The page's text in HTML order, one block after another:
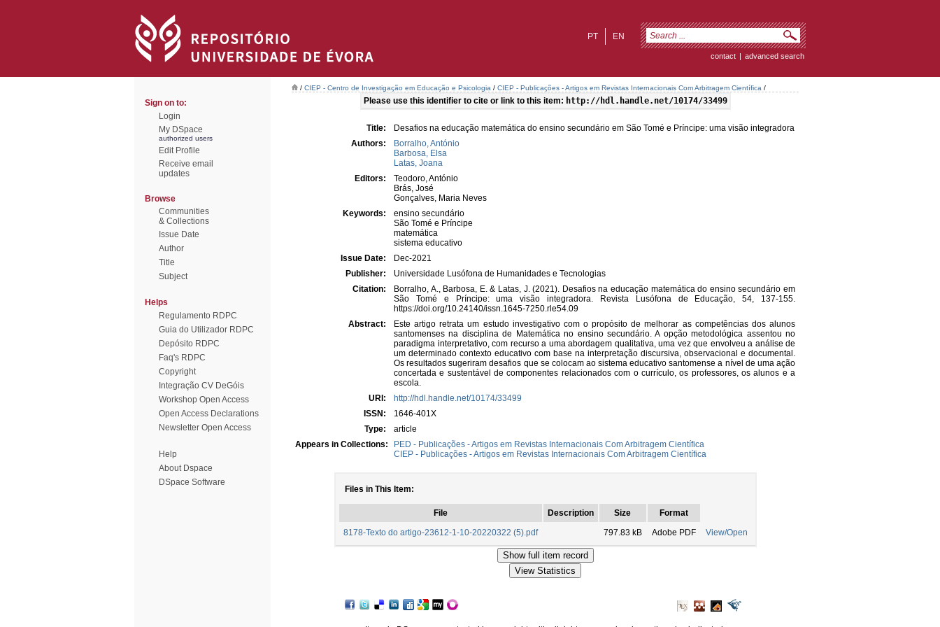
EN
PT
contact | advanced search
Sign on to:
Login
My DSpace
authorized users
Edit Profile
Receive email
updates
Browse
Communities
& Collections
Issue Date
Author
Title
Subject
Helps
Regulamento RDPC
Guia do Utilizador RDPC
Depósito RDPC
Faq's RDPC
Copyright
Integração CV DeGóis
Workshop Open Access
Open Access Declarations
Newsletter Open Access
Help
About Dspace
DSpace Software
/ CIEP - Centro de Investigação em Educação e Psicologia / CIEP - Publicações - Artigos em Revistas Internacionais Com Arbitragem Científica /
Please use this identifier to cite or link to this item: http://hdl.handle.net/10174/33499
Title:
Desafios na educação matemática do ensino secundário em São Tomé e Príncipe: uma visão integradora
Authors:
Borralho, António
Barbosa, Elsa
Latas, Joana
Editors:
Teodoro, António
Brás, José
Gonçalves, Maria Neves
Keywords:
ensino secundário
São Tomé e Príncipe
matemática
sistema educativo
Issue Date:
Dec-2021
Publisher:
Universidade Lusófona de Humanidades e Tecnologias
Citation:
Borralho, A., Barbosa, E. & Latas, J. (2021). Desafios na educação matemática do ensino secundário em
São Tomé e Príncipe: uma visão integradora. Revista Lusófona de Educação, 54, 137-155.
https://doi.org/10.24140/issn.1645-7250.rle54.09
Abstract:
Este artigo retrata um estudo investigativo com o propósito de melhorar as competências dos alunos
santomenses na disciplina de Matemática no ensino secundário. A opção metodológica assentou no
paradigma interpretativo, com recurso a uma abordagem qualitativa, uma vez que envolveu a análise de
um determinado contexto educativo com base na interpretação discursiva, observacional e documental.
Os resultados sugeriram desafios que se colocam ao sistema educativo santomense a nível de uma ação
concertada e sustentável de componentes relacionados com o currículo, os professores, os alunos e a
escola.
URI:
http://hdl.handle.net/10174/33499
ISSN:
1646-401X
Type:
article
Appears in Collections:
PED - Publicações - Artigos em Revistas Internacionais Com Arbitragem Científica
CIEP - Publicações - Artigos em Revistas Internacionais Com Arbitragem Científica
Files in This Item:
File Description Size
Format
8178-Texto do artigo-23612-1-10-20220322 (5).pdf
797.83 kB Adobe PDF View/Open